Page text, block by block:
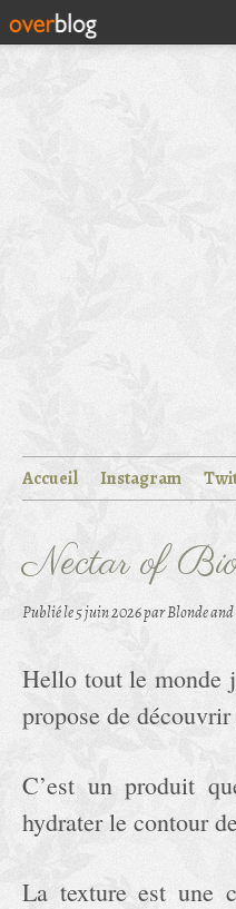
Accueil Instagram
Nectar of
Publié le5 juin 2026par Blonde and
Hello tout le monde
propose de
C’est un produit
hydrater le contour
La texture est une